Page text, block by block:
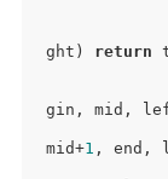
ght) return
gin, mid,
mid+1 , end,